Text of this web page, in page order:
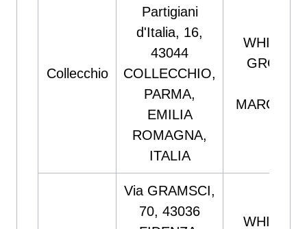
Collecchio
Partigiani
d'Italia, 16,
43044
COLLECCHIO,
PARMA,
EMILIA
ROMAGNA,
ITALIA
WHITE
GROUP
Via GRAMSCI,
70, 43036
WHITE